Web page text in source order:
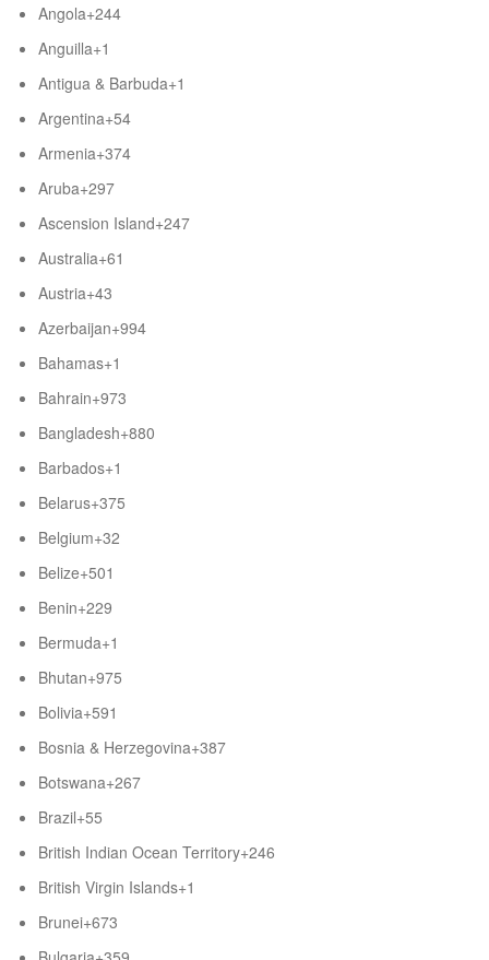
Angola+244
Anguilla+1
Antigua & Barbuda+1
Argentina+54
Armenia+374
Aruba+297
Ascension Island+247
Australia+61
Austria+43
Azerbaijan+994
Bahamas+1
Bahrain+973
Bangladesh+880
Barbados+1
Belarus+375
Belgium+32
Belize+501
Benin+229
Bermuda+1
Bhutan+975
Bolivia+591
Bosnia & Herzegovina+387
Botswana+267
Brazil+55
British Indian Ocean Territory+246
British Virgin Islands+1
Brunei+673